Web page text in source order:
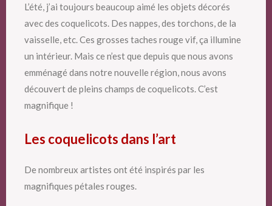
L’été, j’ai toujours beaucoup aimé les objets décorés
avec des coquelicots. Des nappes, des torchons, de la
vaisselle, etc. Ces grosses taches rouge vif, ça illumine
un intérieur. Mais ce n’est que depuis que nous avons
emménagé dans notre nouvelle région, nous avons
découvert de pleins champs de coquelicots. C’est
magnifique !
Les coquelicots dans l’art
De nombreux artistes ont été inspirés par les
magnifiques pétales rouges.